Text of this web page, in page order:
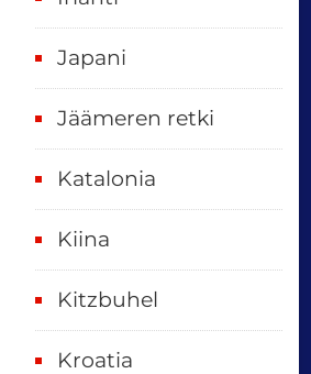
Japani
Jäämeren retki
Katalonia
Kiina
Kitzbuhel
Kroatia